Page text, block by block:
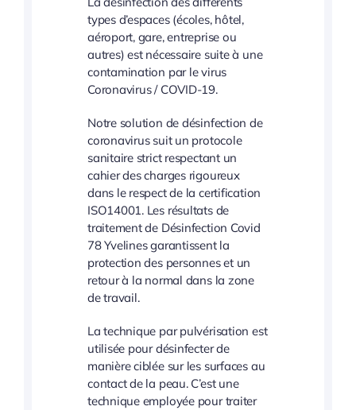
types d’espaces (écoles, hôtel,
aéroport, gare, entreprise ou
autres) est nécessaire suite à une
contamination par le virus
Coronavirus / COVID-19.
Notre solution de désinfection de
coronavirus suit un protocole
sanitaire strict respectant un
cahier des charges rigoureux
dans le respect de la certification
ISO14001. Les résultats de
traitement de Désinfection Covid
78 Yvelines garantissent la
protection des personnes et un
retour à la normal dans la zone
de travail.
La technique par pulvérisation est
utilisée pour désinfecter de
manière ciblée sur les surfaces au
contact de la peau. C’est une
technique employée pour traiter